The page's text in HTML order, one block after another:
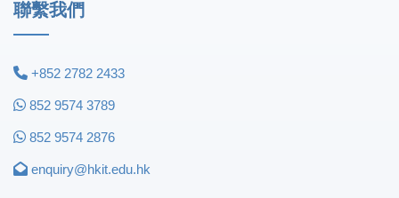
聯繫我們
+852 2782 2433
852 9574 3789
852 9574 2876
enquiry@hkit.edu.hk